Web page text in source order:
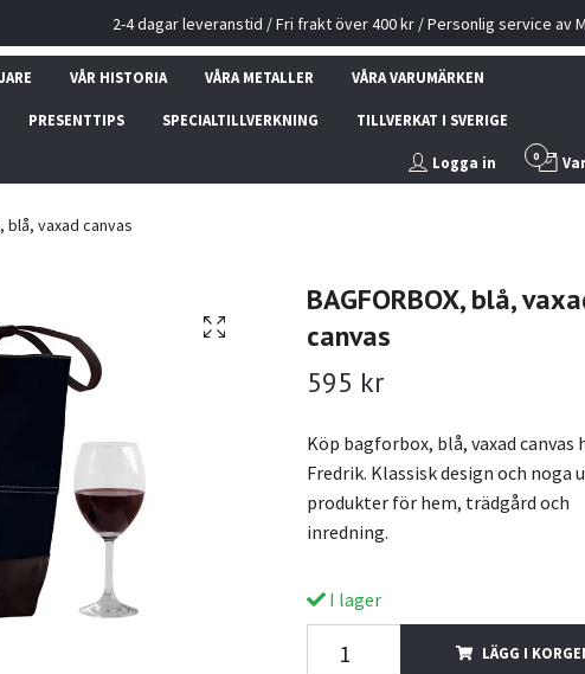
2-4 dagar leveranstid / Fri frakt över 400 kr / Personlig service av
VÅR HISTORIA VÅRA METALLER VÅRA VARUMÄRKEN
PRESENTTIPS SPECIALTILLVERKNING TILLVERKAT I SVERIGE
Logga in 0
blå, vaxad canvas
BAGFORBOX, blå,
canvas
595 kr
Köp bagforbox, blå, vaxad canvas
Fredrik. Klassisk design och noga
produkter för hem, trädgård och
inredning.
I lager
LÄGG I